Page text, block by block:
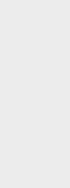
工具_
略_
创爆款_